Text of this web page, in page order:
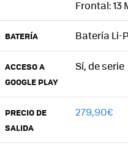
Frontal: 13
BATERÍA Batería Li-
ACCESO A
GOOGLE PLAY
Sí, de serie
PRECIO DE
SALIDA
279,90€